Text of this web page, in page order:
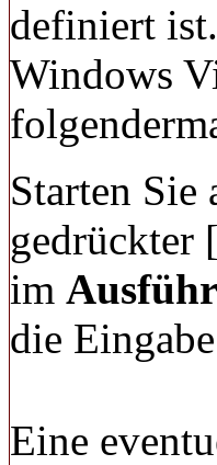
definiert
Windows
Starten Sie
gedrückter [
im
die
Eine